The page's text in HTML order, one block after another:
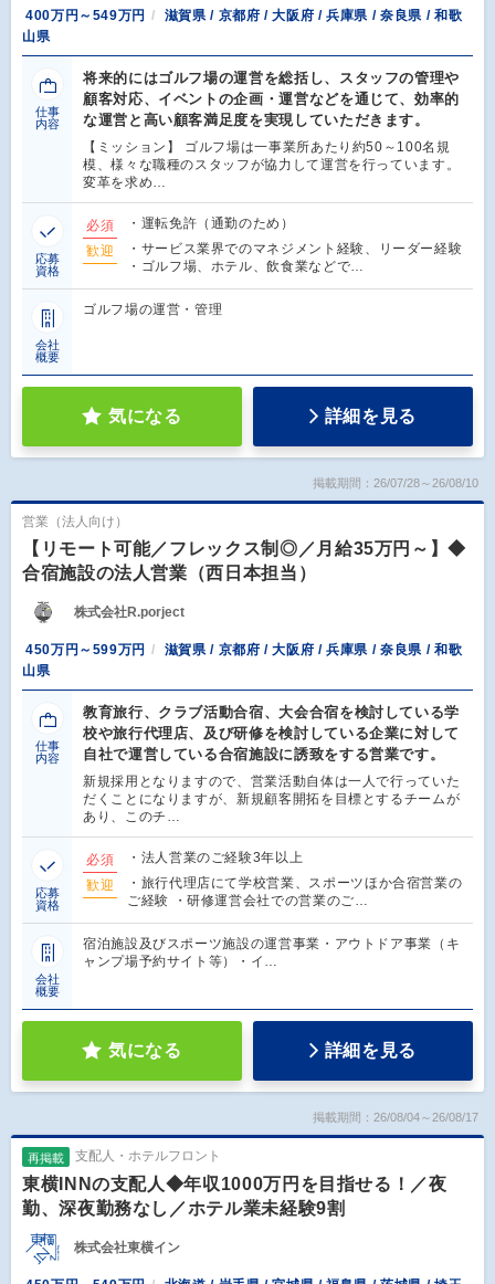
400万円～549万円
滋賀県 / 京都府 / 大阪府 / 兵庫県 / 奈良県 / 和歌
山県
仕事
内容
将来的にはゴルフ場の運営を総括し、スタッフの管理や
顧客対応、イベントの企画・運営などを通じて、効率的
な運営と高い顧客満足度を実現していただきます。
【ミッション】 ゴルフ場は一事業所あたり約50～100名規
模、様々な職種のスタッフが協力して運営を行っています。
変革を求め…
応募
資格
必須
・運転免許（通勤のため）
歓迎
・サービス業界でのマネジメント経験、リーダー経験
・ゴルフ場、ホテル、飲食業などで…
会社
概要
ゴルフ場の運営・管理
気になる 詳細を見る
掲載期間：26/07/28～26/08/10
営業（法人向け）
【リモート可能／フレックス制◎／月給35万円～】◆
合宿施設の法人営業（西日本担当）
株式会社R.porject
450万円～599万円
滋賀県 / 京都府 / 大阪府 / 兵庫県 / 奈良県 / 和歌
山県
仕事
内容
教育旅行、クラブ活動合宿、大会合宿を検討している学
校や旅行代理店、及び研修を検討している企業に対して
自社で運営している合宿施設に誘致をする営業です。
新規採用となりますので、営業活動自体は一人で行っていた
だくことになりますが、新規顧客開拓を目標とするチームが
あり、このチ…
応募
資格
必須
・法人営業のご経験3年以上
歓迎
・旅行代理店にて学校営業、スポーツほか合宿営業の
ご経験 ・研修運営会社での営業のご…
会社
概要
宿泊施設及びスポーツ施設の運営事業・アウトドア事業（キ
ャンプ場予約サイト等）・イ…
気になる 詳細を見る
掲載期間：26/08/04～26/08/17
再掲載 支配人・ホテルフロント
東横INNの支配人◆年収1000万円を目指せる！／夜
勤、深夜勤務なし／ホテル業未経験9割
株式会社東横イン